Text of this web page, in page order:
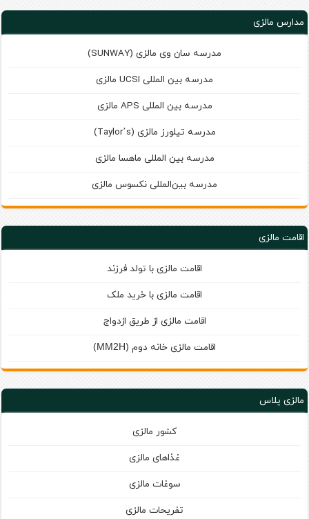
مدارس مالزی
مدرسه سان‌ وی مالزی (SUNWAY)
مدرسه بین‌ المللی UCSI مالزی
مدرسه بین‌ المللی APS مالزی
مدرسه تیلورز مالزی (Taylor’s)
مدرسه بین المللی ماهسا مالزی
مدرسه بين‌المللی نكسوس مالزی
اقامت مالزی
اقامت مالزی با تولد فرزند
اقامت مالزی با خرید ملک
اقامت مالزی از طریق ازدواج
اقامت مالزی خانه دوم ( MM2H
)
مالزی پلاس
کشور مالزی
غذاهای مالزی
سوغات مالزی
تفریحات مالزی